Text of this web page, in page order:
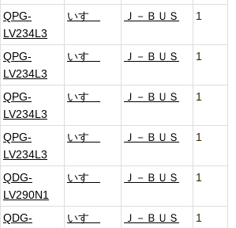
QPG-
LV234L3
いすゞ Ｊ－ＢＵＳ 1
QPG-
LV234L3
いすゞ Ｊ－ＢＵＳ 1
QPG-
LV234L3
いすゞ Ｊ－ＢＵＳ 1
QPG-
LV234L3
いすゞ Ｊ－ＢＵＳ 1
QDG-
LV290N1
いすゞ Ｊ－ＢＵＳ 1
QDG-
いすゞ Ｊ－ＢＵＳ 1